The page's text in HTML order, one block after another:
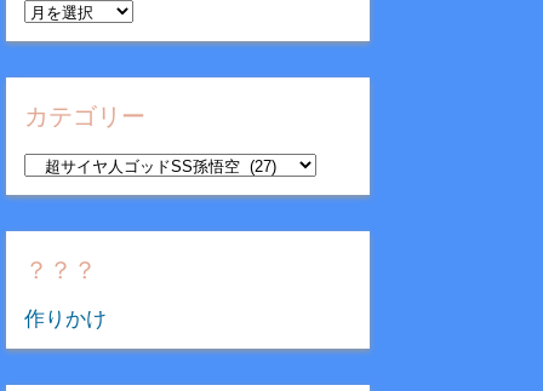
ア
ー
カ
イ
カテゴリー
テ
ゴ
リ
？？？
作りかけ